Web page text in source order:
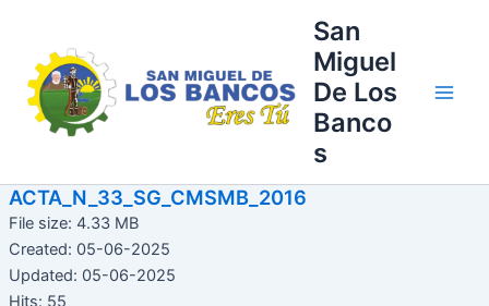
contenido
San
Miguel
De Los
Banco
s
ACTA_N_33_SG_CMSMB_2016
File size: 4.33 MB
Created: 05-06-2025
Updated: 05-06-2025
Hits: 55